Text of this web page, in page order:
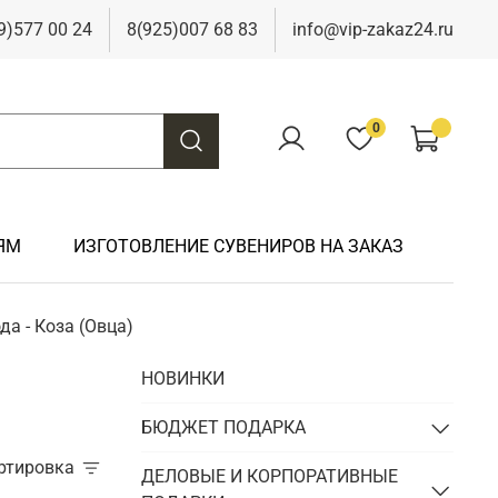
00 24 8(925)007 68 83 info@vip-zakaz24.ru
0
Подарки на юбилей
Подарки химику
Подарки чиновнику/госслужащему
электрику
Подарки к Пасхе
Подарки рыбаку
ИЗГОТОВЛЕНИЕ СУВЕНИРОВ НА ЗАКАЗ
- Коза (Овца)
НОВИНКИ
БЮДЖЕТ ПОДАРКА
ДЕЛОВЫЕ И КОРПОРАТИВНЫЕ